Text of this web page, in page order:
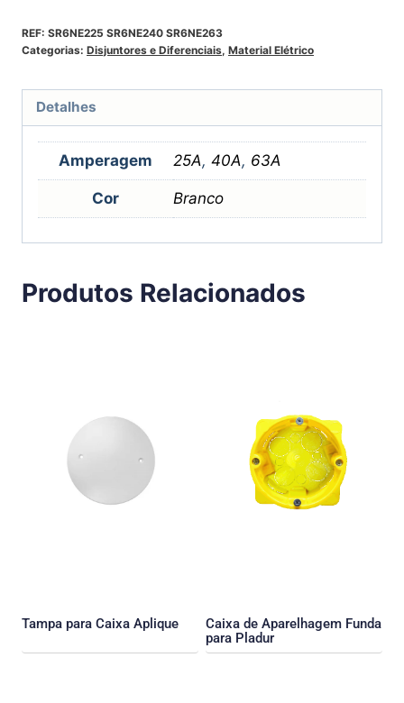
REF: SR6NE225 SR6NE240 SR6NE263
Categorias: Disjuntores e Diferenciais, Material Elétrico
Detalhes
Amperagem 25A, 40A, 63A
Cor Branco
Produtos Relacionados
Tampa para Caixa Aplique
Caixa de Aparelhagem Funda
para Pladur